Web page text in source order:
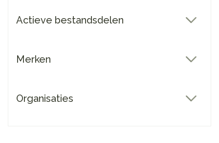
Actieve bestandsdelen
Merken
Organisaties